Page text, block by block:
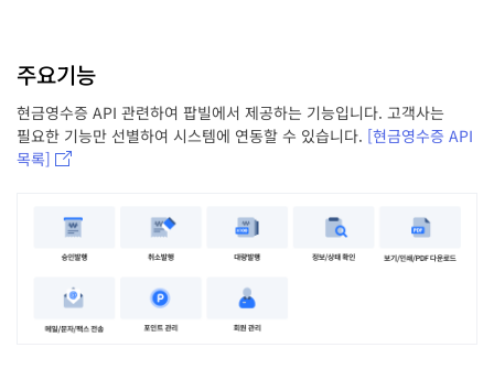
주요기능
현금영수증 API 관련하여 팝빌에서 제공하는 기능입니다. 고객사는
필요한 기능만 선별하여 시스템에 연동할 수 있습니다. [현금영수증 API
목록]